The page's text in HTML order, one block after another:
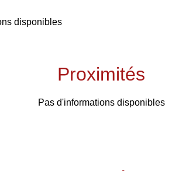
disponibles
Proximités
Pas d'informations disponibles